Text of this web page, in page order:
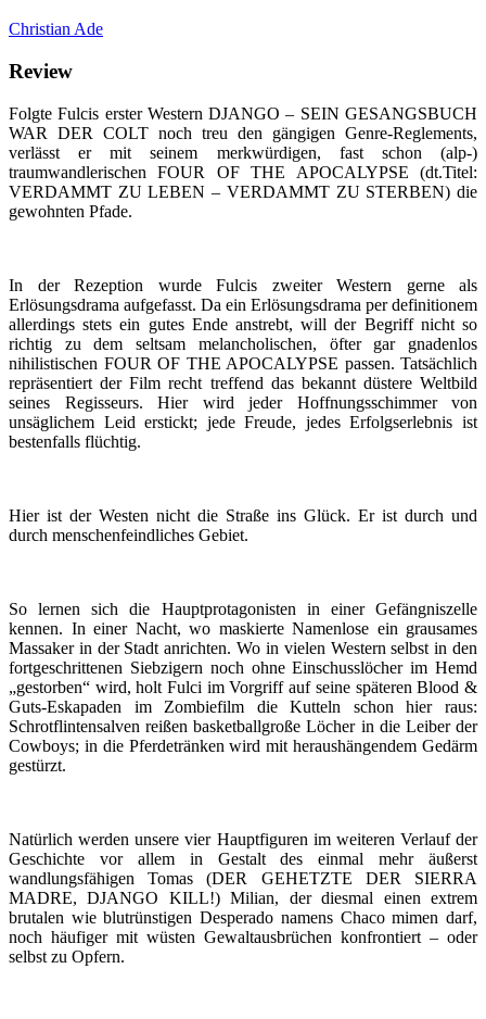
Christian Ade
Review
Folgte Fulcis erster Western DJANGO – SEIN GESANGSBUCH
WAR DER COLT noch treu den gängigen Genre-Reglements,
verlässt er mit seinem merkwürdigen, fast schon (alp-)
traumwandlerischen FOUR OF THE APOCALYPSE (dt.Titel:
VERDAMMT ZU LEBEN – VERDAMMT ZU STERBEN) die
gewohnten Pfade.
In der Rezeption wurde Fulcis zweiter Western gerne als
Erlösungsdrama aufgefasst. Da ein Erlösungsdrama per definitionem
allerdings stets ein gutes Ende anstrebt, will der Begriff nicht so
richtig zu dem seltsam melancholischen, öfter gar gnadenlos
nihilistischen FOUR OF THE APOCALYPSE passen. Tatsächlich
repräsentiert der Film recht treffend das bekannt düstere Weltbild
seines Regisseurs. Hier wird jeder Hoffnungsschimmer von
unsäglichem Leid erstickt; jede Freude, jedes Erfolgserlebnis ist
bestenfalls flüchtig.
Hier ist der Westen nicht die Straße ins Glück. Er ist durch und
durch menschenfeindliches Gebiet.
So lernen sich die Hauptprotagonisten in einer Gefängniszelle
kennen. In einer Nacht, wo maskierte Namenlose ein grausames
Massaker in der Stadt anrichten. Wo in vielen Western selbst in den
fortgeschrittenen Siebzigern noch ohne Einschusslöcher im Hemd
„gestorben“ wird, holt Fulci im Vorgriff auf seine späteren Blood &
Guts-Eskapaden im Zombiefilm die Kutteln schon hier raus:
Schrotflintensalven reißen basketballgroße Löcher in die Leiber der
Cowboys; in die Pferdetränken wird mit heraushängendem Gedärm
gestürzt.
Natürlich werden unsere vier Hauptfiguren im weiteren Verlauf der
Geschichte vor allem in Gestalt des einmal mehr äußerst
wandlungsfähigen Tomas (DER GEHETZTE DER SIERRA
MADRE, DJANGO KILL!) Milian, der diesmal einen extrem
brutalen wie blutrünstigen Desperado namens Chaco mimen darf,
noch häufiger mit wüsten Gewaltausbrüchen konfrontiert – oder
selbst zu Opfern.